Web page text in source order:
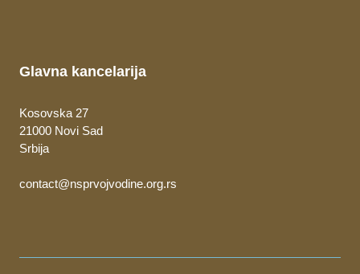
Glavna kancelarija
Kosovska 27
21000 Novi Sad
Srbija
contact@nsprvojvodine.org.rs